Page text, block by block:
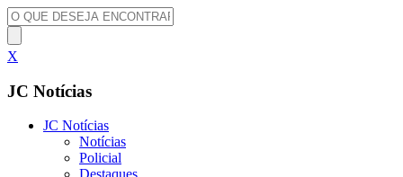
X
JC Notícias
JC Notícias
Notícias
Policial